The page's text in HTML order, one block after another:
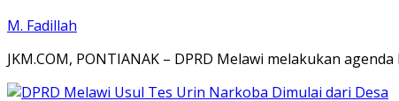
M. Fadillah
JKM.COM, PONTIANAK – DPRD Melawi melakukan